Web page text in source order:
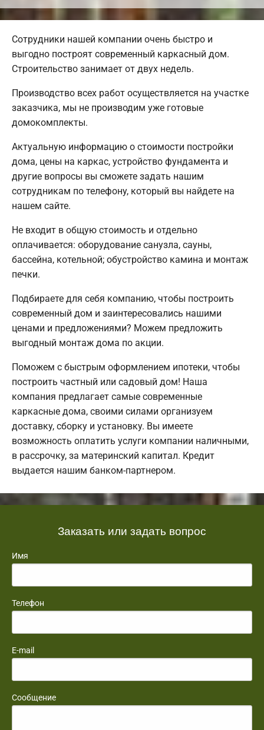
Сотрудники нашей компании очень быстро и
выгодно построят современный каркасный дом.
Строительство занимает от двух недель.
Производство всех работ осуществляется на участке
заказчика, мы не производим уже готовые
домокомплекты.
Актуальную информацию о стоимости постройки
дома, цены на каркас, устройство фундамента и
другие вопросы вы сможете задать нашим
сотрудникам по телефону, который вы найдете на
нашем сайте.
Не входит в общую стоимость и отдельно
оплачивается: оборудование санузла, сауны,
бассейна, котельной; обустройство камина и монтаж
печки.
Подбираете для себя компанию, чтобы построить
современный дом и заинтересовались нашими
ценами и предложениями? Можем предложить
выгодный монтаж дома по акции.
Поможем с быстрым оформлением ипотеки, чтобы
построить частный или садовый дом! Наша
компания предлагает самые современные
каркасные дома, своими силами организуем
доставку, сборку и установку. Вы имеете
возможность оплатить услуги компании наличными,
в рассрочку, за материнский капитал. Кредит
выдается нашим банком-партнером.
Заказать или задать вопрос
Имя
Телефон
E-mail
Сообщение